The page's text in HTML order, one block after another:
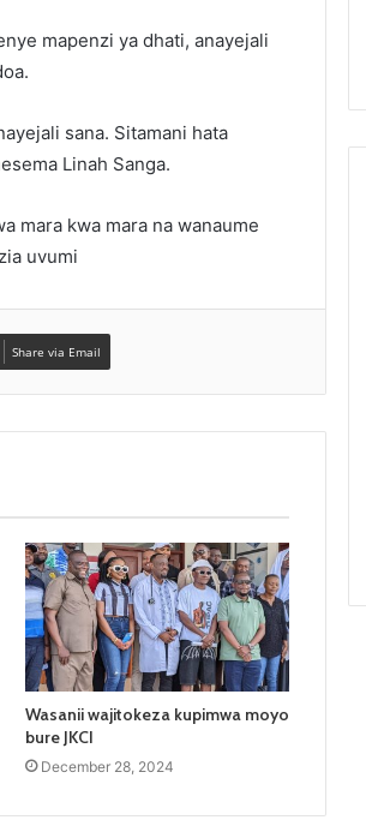
mapenzi ya dhati, anayejali
sana. Sitamani hata
Linah Sanga.
mara kwa mara na wanaume
uvumi
Share via Email
Wasanii wajitokeza kupimwa moyo
bure JKCI
December 28, 2024